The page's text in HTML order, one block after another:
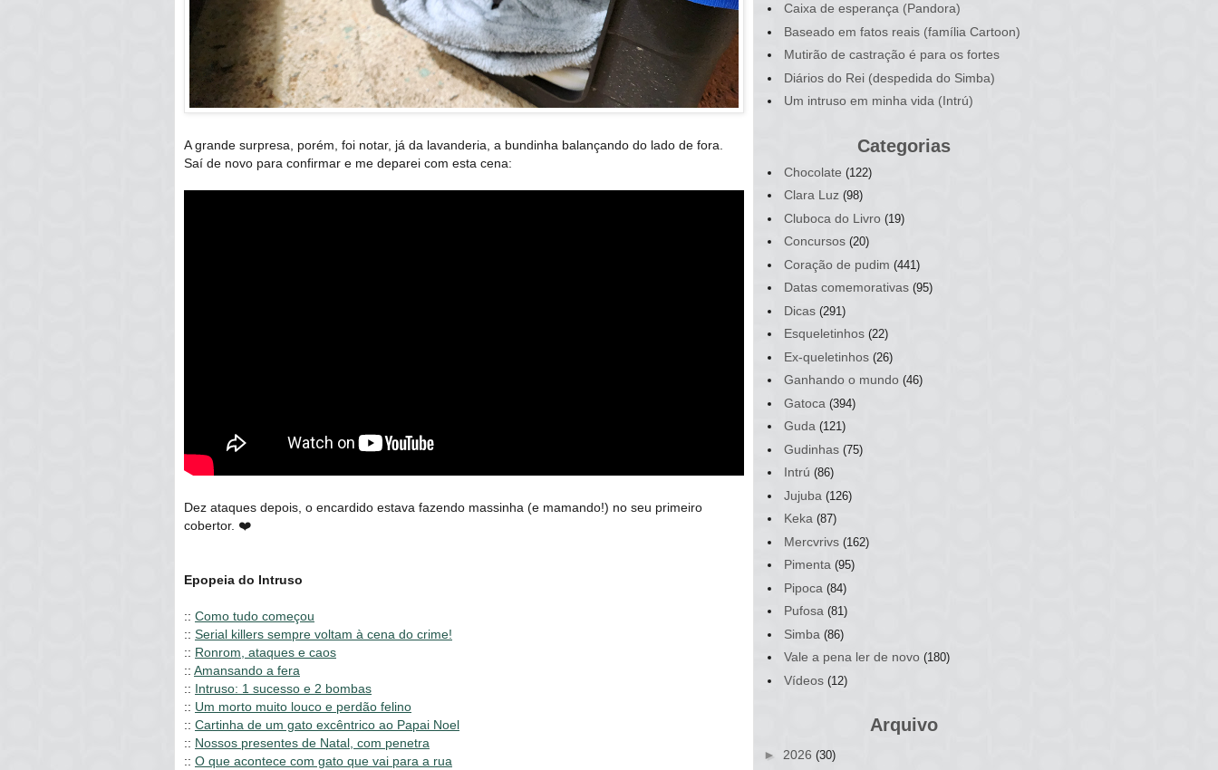
A grande surpresa, porém, foi notar, já da lavanderia, a bundinha balançando do lado de fora.
Saí de novo para confirmar e me deparei com esta cena:
Dez ataques depois, o encardido estava fazendo massinha (e mamando!) no seu primeiro
cobertor. ❤️
Epopeia do Intruso
:: Como tudo começou
:: Serial killers sempre voltam à cena do crime!
:: Ronrom, ataques e caos
:: Amansando a fera
:: Intruso: 1 sucesso e 2 bombas
:: Um morto muito louco e perdão felino
:: Cartinha de um gato excêntrico ao Papai Noel
:: Nossos presentes de Natal, com penetra
:: O que acontece com gato que vai para a rua
Caixa de esperança (Pandora)
Baseado em fatos reais (família Cartoon)
Mutirão de castração é para os fortes
Diários do Rei (despedida do Simba)
Um intruso em minha vida (Intrú)
Categorias
Chocolate (122)
Clara Luz (98)
Cluboca do Livro (19)
Concursos (20)
Coração de pudim (441)
Datas comemorativas (95)
Dicas (291)
Esqueletinhos (22)
Ex-queletinhos (26)
Ganhando o mundo (46)
Gatoca (394)
Guda (121)
Gudinhas (75)
Intrú (86)
Jujuba (126)
Keka (87)
Mercvrivs (162)
Pimenta (95)
Pipoca (84)
Pufosa (81)
Simba (86)
Vale a pena ler de novo (180)
Vídeos (12)
Arquivo
► 2026 (30)